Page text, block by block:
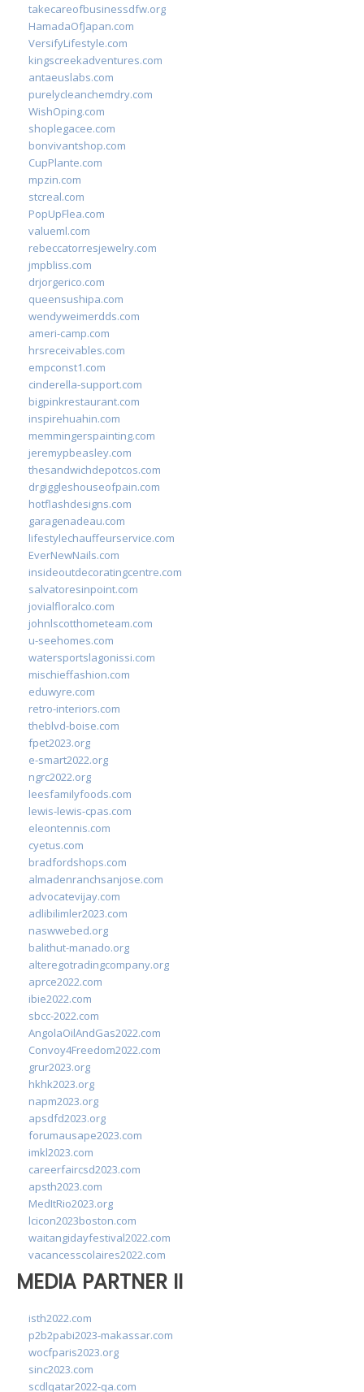
takecareofbusinessdfw.org
HamadaOfJapan.com
VersifyLifestyle.com
kingscreekadventures.com
antaeuslabs.com
purelycleanchemdry.com
WishOping.com
shoplegacee.com
bonvivantshop.com
CupPlante.com
mpzin.com
stcreal.com
PopUpFlea.com
valueml.com
rebeccatorresjewelry.com
jmpbliss.com
drjorgerico.com
queensushipa.com
wendyweimerdds.com
ameri-camp.com
hrsreceivables.com
empconst1.com
cinderella-support.com
bigpinkrestaurant.com
inspirehuahin.com
memmingerspainting.com
jeremypbeasley.com
thesandwichdepotcos.com
drgiggleshouseofpain.com
hotflashdesigns.com
garagenadeau.com
lifestylechauffeurservice.com
EverNewNails.com
insideoutdecoratingcentre.com
salvatoresinpoint.com
jovialfloralco.com
johnlscotthometeam.com
u-seehomes.com
watersportslagonissi.com
mischieffashion.com
eduwyre.com
retro-interiors.com
theblvd-boise.com
fpet2023.org
e-smart2022.org
ngrc2022.org
leesfamilyfoods.com
lewis-lewis-cpas.com
eleontennis.com
cyetus.com
bradfordshops.com
almadenranchsanjose.com
advocatevijay.com
adlibilimler2023.com
naswwebed.org
balithut-manado.org
alteregotradingcompany.org
aprce2022.com
ibie2022.com
sbcc-2022.com
AngolaOilAndGas2022.com
Convoy4Freedom2022.com
grur2023.org
hkhk2023.org
napm2023.org
apsdfd2023.org
forumausape2023.com
imkl2023.com
careerfaircsd2023.com
apsth2023.com
MedItRio2023.org
lcicon2023boston.com
waitangidayfestival2022.com
vacancesscolaires2022.com
MEDIA PARTNER II
isth2022.com
p2b2pabi2023-makassar.com
wocfparis2023.org
sinc2023.com
scdlqatar2022-qa.com